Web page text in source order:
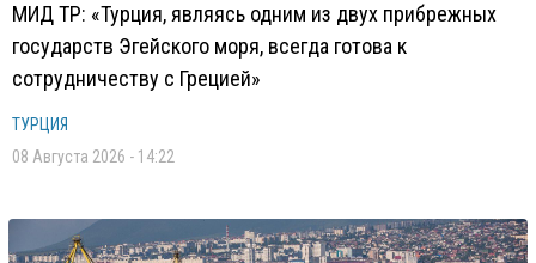
МИД ТР: «Турция, являясь одним из двух прибрежных
государств Эгейского моря, всегда готова к
сотрудничеству с Грецией»
ТУРЦИЯ
08 Августа 2026 - 14:22